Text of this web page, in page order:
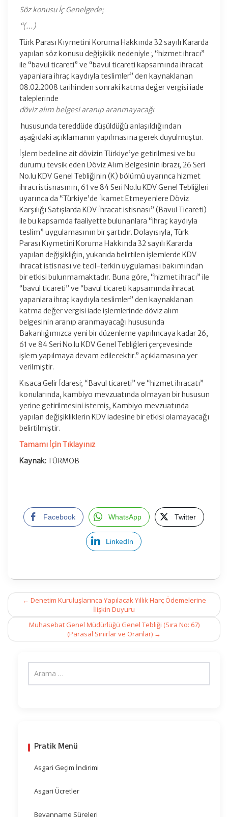
Söz konusu İç Genelgede;
“(…)
Türk Parası Kıymetini Koruma Hakkında 32 sayılı Kararda
yapılan söz konusu değişiklik nedeniyle ; “hizmet ihracı”
ile “bavul ticareti” ve “bavul ticareti kapsamında ihracat
yapanlara ihraç kaydıyla teslimler” den kaynaklanan
08.02.2008 tarihinden sonraki katma değer vergisi iade
taleplerinde
döviz alım belgesi aranıp aranmayacağı
hususunda tereddüde düşüldüğü anlaşıldığından
aşağıdaki açıklamanın yapılmasına gerek duyulmuştur.
İşlem bedeline ait dövizin Türkiye’ye getirilmesi ve bu
durumu tevsik eden Döviz Alım Belgesinin ibrazı; 26 Seri
No.lu KDV Genel Tebliğinin (K) bölümü uyarınca hizmet
ihracı istisnasının, 61 ve 84 Seri No.lu KDV Genel Tebliğleri
uyarınca da “Türkiye’de İkamet Etmeyenlere Döviz
Karşılığı Satışlarda KDV İhracat istisnası” (Bavul Ticareti)
ile bu kapsamda faaliyette bulunanlara “ihraç kaydıyla
teslim” uygulamasının bir şartıdır. Dolayısıyla, Türk
Parası Kıymetini Koruma Hakkında 32 sayılı Kararda
yapılan değişikliğin, yukarıda belirtilen işlemlerde KDV
ihracat istisnası ve tecil-terkin uygulaması bakımından
bir etkisi bulunmamaktadır. Buna göre, “hizmet ihracı” ile
“bavul ticareti” ve “bavul ticareti kapsamında ihracat
yapanlara ihraç kaydıyla teslimler” den kaynaklanan
katma değer vergisi iade işlemlerinde döviz alım
belgesinin aranıp aranmayacağı hususunda
Bakanlığımızca yeni bir düzenleme yapılıncaya kadar 26,
61 ve 84 Seri No.lu KDV Genel Tebliğleri çerçevesinde
işlem yapılmaya devam edilecektir.” açıklamasına yer
verilmiştir.
Kısaca Gelir İdaresi; “Bavul ticareti” ve “hizmet ihracatı”
konularında, kambiyo mevzuatında olmayan bir hususun
yerine getirilmesini istemiş, Kambiyo mevzuatında
yapılan değişikliklerin KDV iadesine bir etkisi olamayacağı
belirtilmiştir.
Tamamı İçin Tıklayınız
Kaynak:TÜRMOB
Facebook WhatsApp Twitter
LinkedIn
Post
navigation
← Denetim Kuruluşlarınca Yapılacak Yıllık Harç Ödemelerine
İlişkin Duyuru
Muhasebat Genel Müdürlüğü Genel Tebliği (Sıra No: 67)
(Parasal Sınırlar ve Oranlar) →
Pratik Menü
Asgari Geçim İndirimi
Asgari Ücretler
Beyanname Süreleri